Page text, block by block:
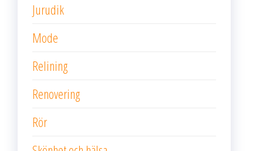
Jurudik
Mode
Relining
Renovering
Rör